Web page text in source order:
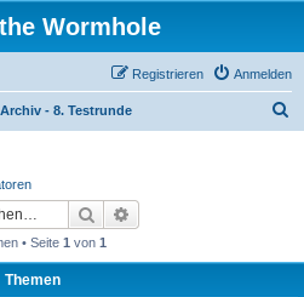
Wormhole
Anmelden
Registrieren
Archiv - 8. Testrunde
Suche
• Seite 1 von 1
Themen